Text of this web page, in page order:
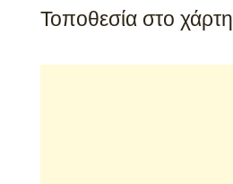
Τοποθεσία στο χάρτη